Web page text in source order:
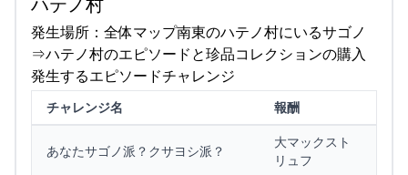
発生場所：全体マップ南東のハテノ村にいるサゴノ
⇒ハテノ村のエピソードと珍品コレクションの購入
発生するエピソードチャレンジ
チャレンジ名 報酬
あなたサゴノ派？クサヨシ派？
大マックスト
リュフ